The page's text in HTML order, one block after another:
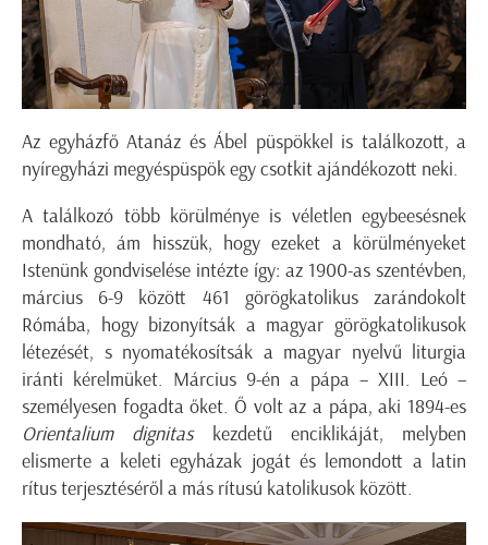
Az egyházfő Atanáz és Ábel püspökkel is találkozott, a
nyíregyházi megyéspüspök egy csotkit ajándékozott neki.
A találkozó több körülménye is véletlen egybeesésnek
mondható, ám hisszük, hogy ezeket a körülményeket
Istenünk gondviselése intézte így: az 1900-as szentévben,
március 6-9 között 461 görögkatolikus zarándokolt
Rómába, hogy bizonyítsák a magyar görögkatolikusok
létezését, s nyomatékosítsák a magyar nyelvű liturgia
iránti kérelmüket. Március 9-én a pápa – XIII. Leó –
személyesen fogadta őket. Ő volt az a pápa, aki 1894-es
Orientalium dignitaskezdetű enciklikáját, melyben
elismerte a keleti egyházak jogát és lemondott a latin
rítus terjesztéséről a más rítusú katolikusok között.